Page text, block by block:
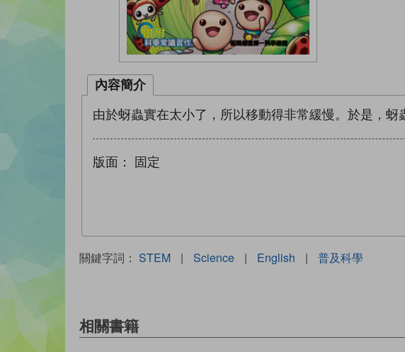
內容簡介
由於蚜蟲實在太小了，所以移動得非常緩慢。於是，蚜
版面： 固定
關鍵字詞： STEM | Science | English | 普及科學
相關書籍